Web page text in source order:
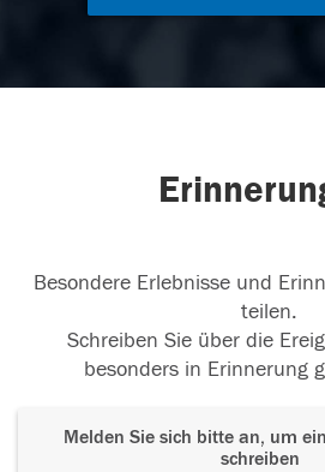
Besondere Erlebnisse und
teilen.
Schreiben Sie über die
besonders in Erinnerung
Melden Sie sich bitte an, um
schreiben